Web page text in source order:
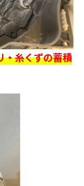
糸くずの蓄積